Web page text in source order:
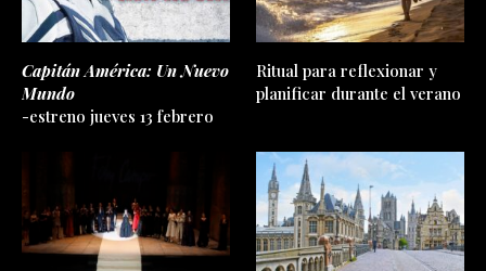
Capitán América: Un Nuevo
Mundo
-estreno jueves 13 febrero
Ritual para reflexionar y
planificar durante el verano